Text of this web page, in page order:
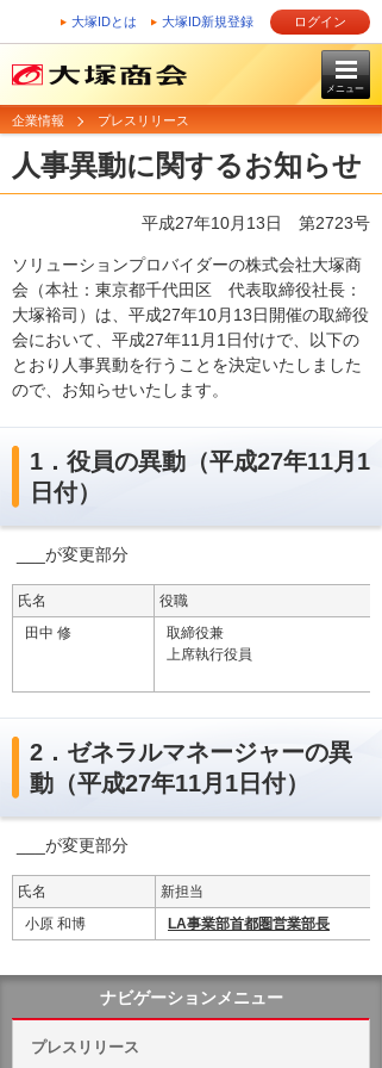
大塚IDとは 大塚ID新規登録 ログイン
メニュー
企業情報 プレスリリース
人事異動に関するお知らせ
平成27年10月13日 第2723号
ソリューションプロバイダーの株式会社大塚商
会（本社：東京都千代田区 代表取締役社長：
大塚裕司）は、平成27年10月13日開催の取締役
会において、平成27年11月1日付けで、以下の
とおり人事異動を行うことを決定いたしました
ので、お知らせいたします。
1．役員の異動（平成27年11月1
日付）
___が変更部分
氏名
役職
田中 修
取締役兼
上席執行役員
2．ゼネラルマネージャーの異
動（平成27年11月1日付）
___が変更部分
氏名
新担当
小原 和博
LA事業部首都圏営業部長
ナビゲーションメニュー
プレスリリース